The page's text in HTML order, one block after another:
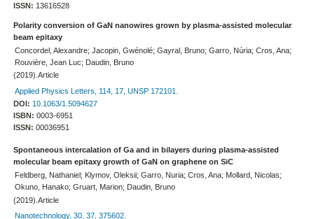
ISSN: 13616528
Polarity conversion of GaN nanowires grown by plasma-assisted molecular
beam epitaxy
Concordel, Alexandre; Jacopin, Gwénolé; Gayral, Bruno; Garro, Núria; Cros, Ana;
Rouvière, Jean Luc; Daudin, Bruno
(2019).Article
Applied Physics Letters, 114, 17, UNSP 172101.
DOI: 10.1063/1.5094627
ISBN: 0003-6951
ISSN: 00036951
Spontaneous intercalation of Ga and in bilayers during plasma-assisted
molecular beam epitaxy growth of GaN on graphene on SiC
Feldberg, Nathaniel; Klymov, Oleksii; Garro, Nuria; Cros, Ana; Mollard, Nicolas;
Okuno, Hanako; Gruart, Marion; Daudin, Bruno
(2019).Article
Nanotechnology, 30, 37, 375602.